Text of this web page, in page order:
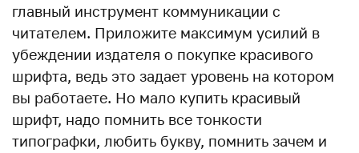
главный инструмент коммуникации с
читателем. Приложите максимум усилий в
убеждении издателя о покупке красивого
шрифта, ведь это задает уровень на котором
вы работаете. Но мало купить красивый
шрифт, надо помнить все тонкости
типографки, любить букву, помнить зачем и